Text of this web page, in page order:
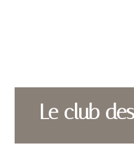
Le club